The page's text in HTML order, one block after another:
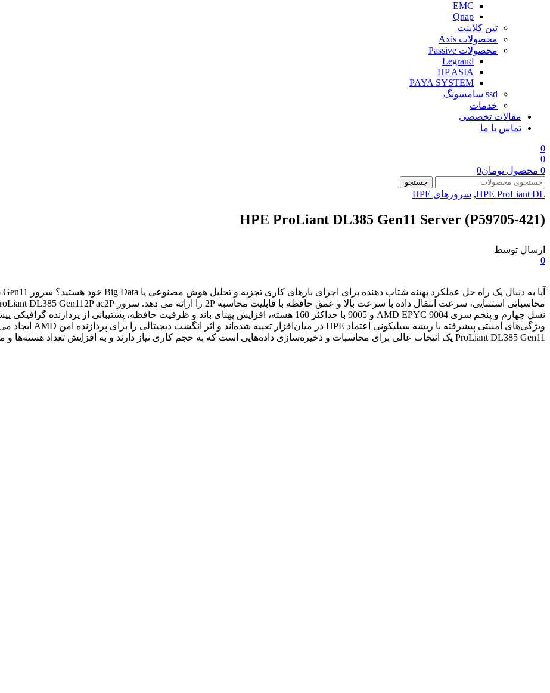
EMC
Qnap
تین کلاینت
محصولات Axis
محصولات Passive
Legrand
HP ASIA
PAYA SYSTEM
ssd سامسونگ
خدمات
مقالات تخصصی
تماس با ما
0
0
0 محصول تومان0
جستجو
HPE ProLiant DL
, سرورهای HPE
HPE ProLiant DL385 Gen11 Server (P59705-421)
ارسال توسط
0
ProLiant DL385 Gen11 یک انتخاب عالی برای محاسبات و ذخیره‌سازی داده‌هایی است که به حجم کاری نیاز دارند و به افزایش تعداد هسته‌ها و مقیاس‌پذیری فضای ذخیره‌سازی و I/O نیاز دارند.